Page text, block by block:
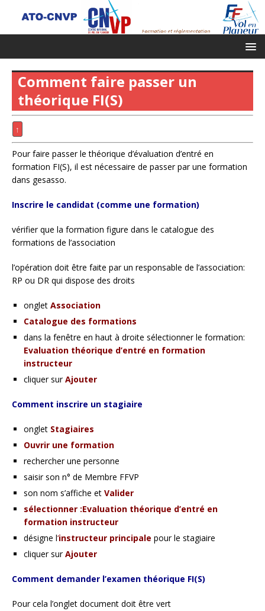
Comment faire passer un
théorique FI(S)
↑
Pour faire passer le théorique d’évaluation d’entré en
formation FI(S), il est nécessaire de passer par une formation
dans gesasso.
Inscrire le candidat (comme une formation)
vérifier que la formation figure dans le catalogue des
formations de l’association
l’opération doit être faite par un responsable de l’association:
RP ou DR qui dispose des droits
onglet Association
Catalogue des formations
dans la fenêtre en haut à droite sélectionner le formation:
Evaluation théorique d’entré en formation
instructeur
cliquer surAjouter
Comment inscrire un stagiaire
onglet Stagiaires
Ouvrir une formation
rechercher une personne
saisir son n° de Membre FFVP
son nom s’affiche et Valider
sélectionner :Evaluation théorique d’entré en
formation instructeur
désigne l‘instructeur principale pour le stagiaire
cliquer surAjouter
Comment demander l’examen théorique FI(S)
Pour cela l’onglet document doit être vert